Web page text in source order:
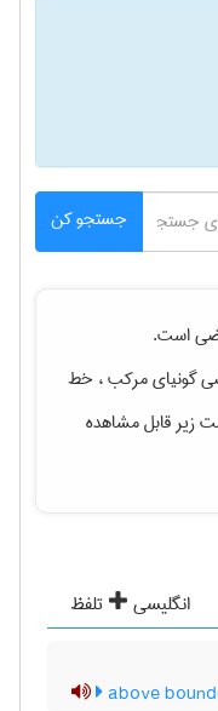
جستجو کن
است.
گونیای مرکب ، خط
زیر قابل مشاهده
انگلیسی
تلفظ
above